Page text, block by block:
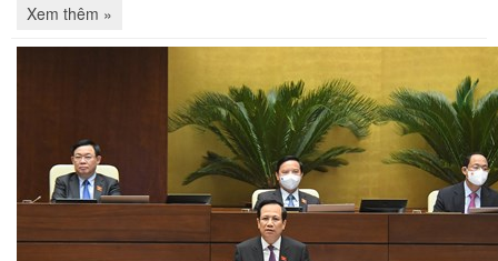
Xem thêm »